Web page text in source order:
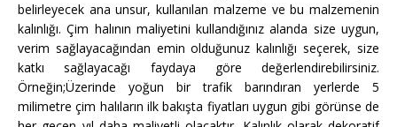
belirleyecek ana unsur, kullanılan malzeme ve bu malzemenin
kalınlığı. Çim halının maliyetini kullandığınız alanda size uygun,
verim sağlayacağından emin olduğunuz kalınlığı seçerek, size
katkı sağlayacağı faydaya göre değerlendirebilirsiniz.
Örneğin;Üzerinde yoğun bir trafik barındıran yerlerde 5
milimetre çim halıların ilk bakışta fiyatları uygun gibi görünse de